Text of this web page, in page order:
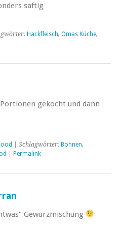
saftig
Hackfleisch, Omas Küche,
gekocht und dann
| Schlagwörter: Bohnen,
Permalink
Gewürzmischung